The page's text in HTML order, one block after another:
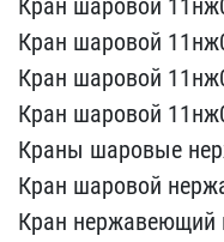
Кран шар​овой
​Кран шаровой
Кран шаровой
Кран ша​ровой
Краны шаровые
Кран шаровой
Кран